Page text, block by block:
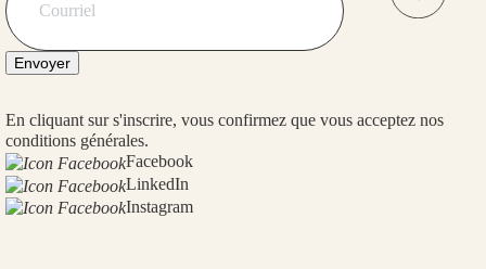
Envoyer
En cliquant sur s'inscrire, vous confirmez que vous acceptez nos
conditions générales.
Facebook
LinkedIn
Instagram